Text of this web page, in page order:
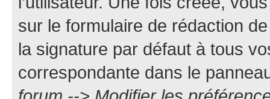
sur le formulaire de rédaction
la signature par défaut à tous
correspondante dans le